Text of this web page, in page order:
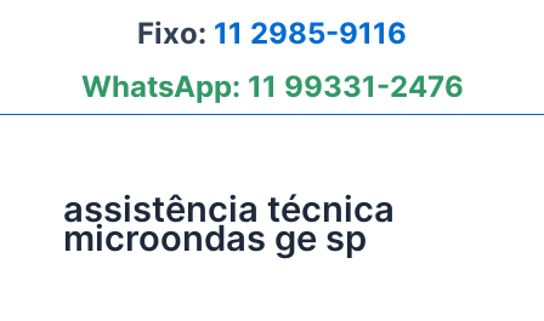
Fixo: 11 2985-9116
WhatsApp: 11 99331-2476
assistência técnica
microondas ge sp